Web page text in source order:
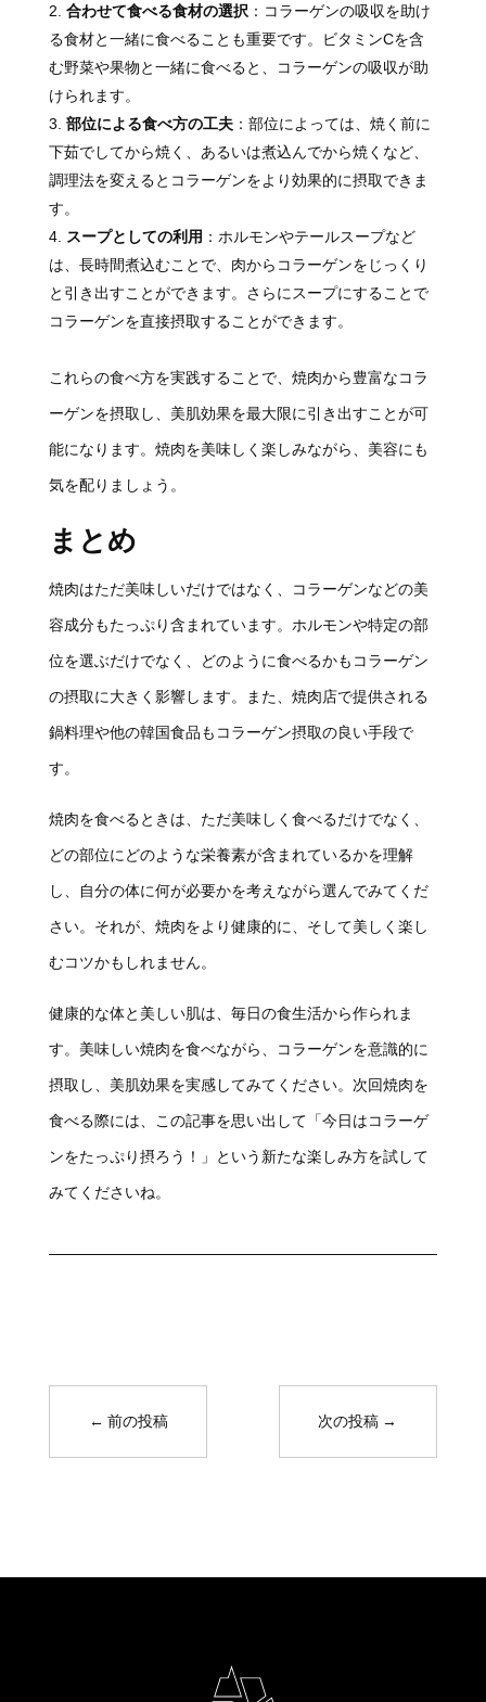
合わせて食べる食材の選択 ：コラーゲンの吸収を助け
る食材と一緒に食べることも重要です。ビタミンCを含
む野菜や果物と一緒に食べると、コラーゲンの吸収が助
けられます。
部位による食べ方の工夫：部位によっては、焼く前に
下茹でしてから焼く、あるいは煮込んでから焼くなど、
調理法を変えるとコラーゲンをより効果的に摂取できま
す。
スープとしての利用 ：ホルモンやテールスープなど
は、長時間煮込むことで、肉からコラーゲンをじっくり
と引き出すことができます。さらにスープにすることで
コラーゲンを直接摂取することができます。
これらの食べ方を実践することで、焼肉から豊富なコラ
ーゲンを摂取し、美肌効果を最大限に引き出すことが可
能になります。焼肉を美味しく楽しみながら、美容にも
気を配りましょう。
まとめ
焼肉はただ美味しいだけではなく、コラーゲンなどの美
容成分もたっぷり含まれています。ホルモンや特定の部
位を選ぶだけでなく、どのように食べるかもコラーゲン
の摂取に大きく影響します。また、焼肉店で提供される
鍋料理や他の韓国食品もコラーゲン摂取の良い手段で
す。
焼肉を食べるときは、ただ美味しく食べるだけでなく、
どの部位にどのような栄養素が含まれているかを理解
し、自分の体に何が必要かを考えながら選んでみてくだ
さい。それが、焼肉をより健康的に、そして美しく楽し
むコツかもしれません。
健康的な体と美しい肌は、毎日の食生活から作られま
す。美味しい焼肉を食べながら、コラーゲンを意識的に
摂取し、美肌効果を実感してみてください。次回焼肉を
食べる際には、この記事を思い出して「今日はコラーゲ
ンをたっぷり摂ろう！」という新たな楽しみ方を試して
みてくださいね。
← 前の投稿 次の投稿 →